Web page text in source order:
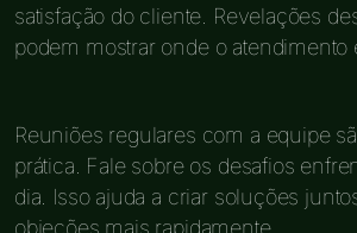
satisfação do cliente. Revelações
podem mostrar onde o atendimento
Reuniões regulares com a equipe
prática. Fale sobre os desafios
dia. Isso ajuda a criar soluções
objeções mais rapidamente.